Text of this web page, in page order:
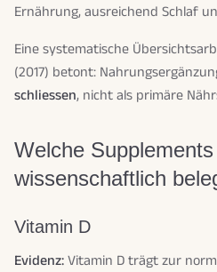
Ernährung, ausreichend Schlaf
Eine systematische
(2017) betont:
schliessen, nicht als primäre
Welche
wissenschaftlich
Vitamin D
Evidenz:Vitamin D trägt zur